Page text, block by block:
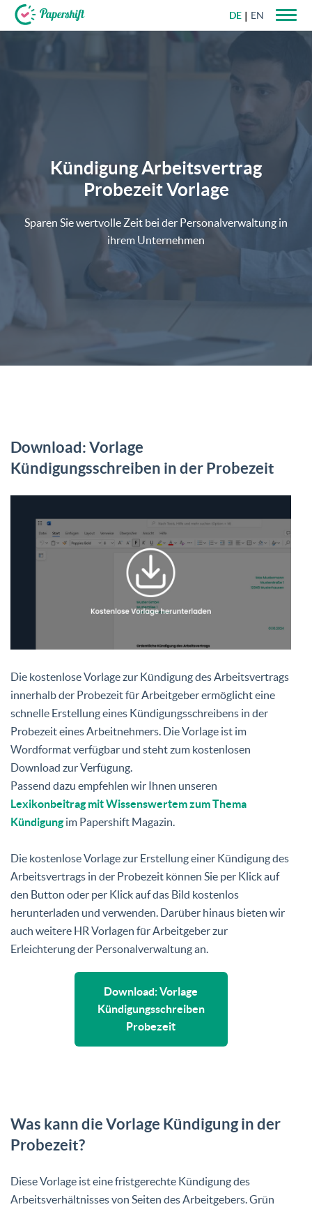
DE EN
Kündigung Arbeitsvertrag
Probezeit Vorlage
Sparen Sie wertvolle Zeit bei der Personalverwaltung in
ihrem Unternehmen
Download: Vorlage
Kündigungsschreiben in der Probezeit
Die kostenlose Vorlage zur Kündigung des Arbeitsvertrags
innerhalb der Probezeit für Arbeitgeber ermöglicht eine
schnelle Erstellung eines Kündigungsschreibens in der
Probezeit eines Arbeitnehmers. Die Vorlage ist im
Wordformat verfügbar und steht zum kostenlosen
Download zur Verfügung.
Passend dazu empfehlen wir Ihnen unseren
Lexikonbeitrag mit Wissenswertem zum Thema
Kündigungim Papershift Magazin.
Die kostenlose Vorlage zur Erstellung einer Kündigung des
Arbeitsvertrags in der Probezeit können Sie per Klick auf
den Button oder per Klick auf das Bild kostenlos
herunterladen und verwenden. Darüber hinaus bieten wir
auch weitere HR Vorlagen für Arbeitgeber zur
Erleichterung der Personalverwaltung an.
Download: Vorlage
Kündigungsschreiben
Probezeit
Was kann die Vorlage Kündigung in der
Probezeit?
Diese Vorlage ist eine fristgerechte Kündigung des
Arbeitsverhältnisses von Seiten des Arbeitgebers. Grün